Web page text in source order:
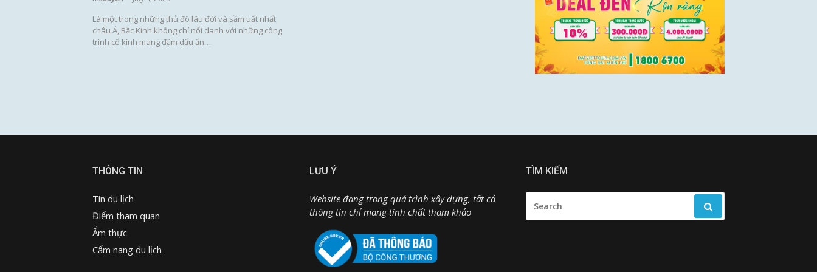
Là một trong những thủ đô lâu đời và sầm uất nhất
châu Á, Bắc Kinh không chỉ nổi danh với những công
trình cổ kính mang đậm dấu ấn…
THÔNG TIN
Tin du lịch
Điểm tham quan
Ẩm thực
Cẩm nang du lịch
LƯU Ý
Website đang trong quá trình xây dựng, tất cả
thông tin chỉ mang tính chất tham khảo
TÌM KIẾM
FOR: